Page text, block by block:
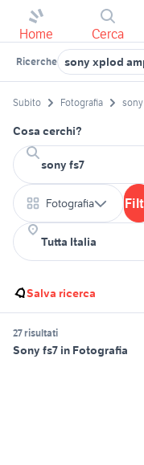
Home Cerca
Ricerche sony xplod
Subito Fotografia sony
Cosa cerchi?
Fotografia
Salva ricerca
27 risultati
Sony fs7 in Fotografia